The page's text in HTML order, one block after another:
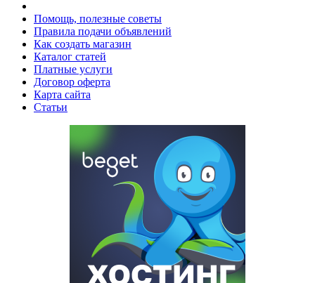
Помощь, полезные советы
Правила подачи объявлений
Как создать магазин
Каталог статей
Платные услуги
Договор оферта
Карта сайта
Статьи